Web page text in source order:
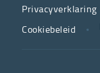
zorg.
We
Privacyverklaring
Cookiebeleid